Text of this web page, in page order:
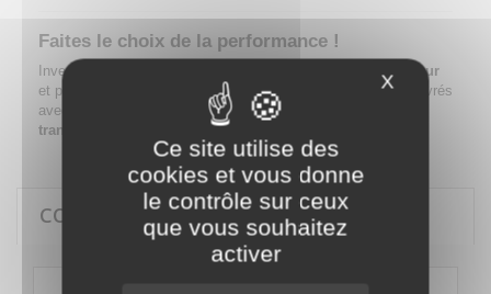
Ce site utilise des
cookies et vous donne
le contrôle sur ceux
que vous souhaitez
activer
X Masquer
Faites le choix de la performance !
Investissez dans ce
pack indispensable pour pont élévateur
et profitez d’une organisation impeccable et d’outils fiables, livrés
avec des garanties solides.Commandez dès maintenant et
transformez vos interventions en un jeu d'enfant !
CONTENU DU PACK